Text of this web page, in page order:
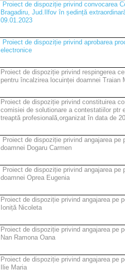
Proiect de dispoziție privind convocarea
Bragadiru, Jud.Ilfov în ședință
09.01.2023
Proiect de dispoziție privind aprobarea
electronice
Proiect de dispoziție privind respingerea
pentru încalzirea locuinței doamnei Traian
Proiect de dispoziție privind constituirea
comisiei de solutionare a contestatiilor ptr
treaptă profesională,organizat în data de
Proiect de dispoziție privind angajarea pe
doamnei Dogaru Carmen
Proiect de dispoziție privind angajarea pe
doamnei Oprea Eugenia
Proiect de dispoziție privind angajarea pe
Ioniță Nicoleta
Proiect de dispoziție privind angajarea pe
Nan Ramona Oana
Proiect de dispoziție privind angajarea pe
Ilie Maria